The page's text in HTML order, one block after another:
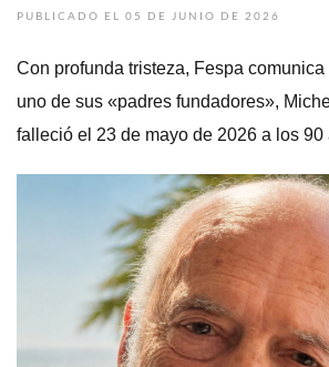
PUBLICADO EL 05 DE JUNIO DE 2026
Con profunda tristeza, Fespa
uno de sus «padres fundadores»,
falleció el 23 de mayo de 2026 a los 90